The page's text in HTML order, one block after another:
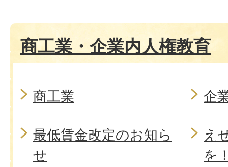
商工業・企業内人権教育
商工業 企
最低賃金改定のお知ら
せ
え
を